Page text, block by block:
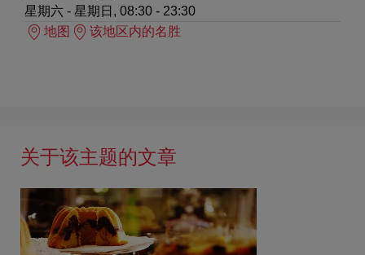
星期六 - 星期日, 08:30 - 23:30
地图
该地区内的名胜
关于该主题的文章